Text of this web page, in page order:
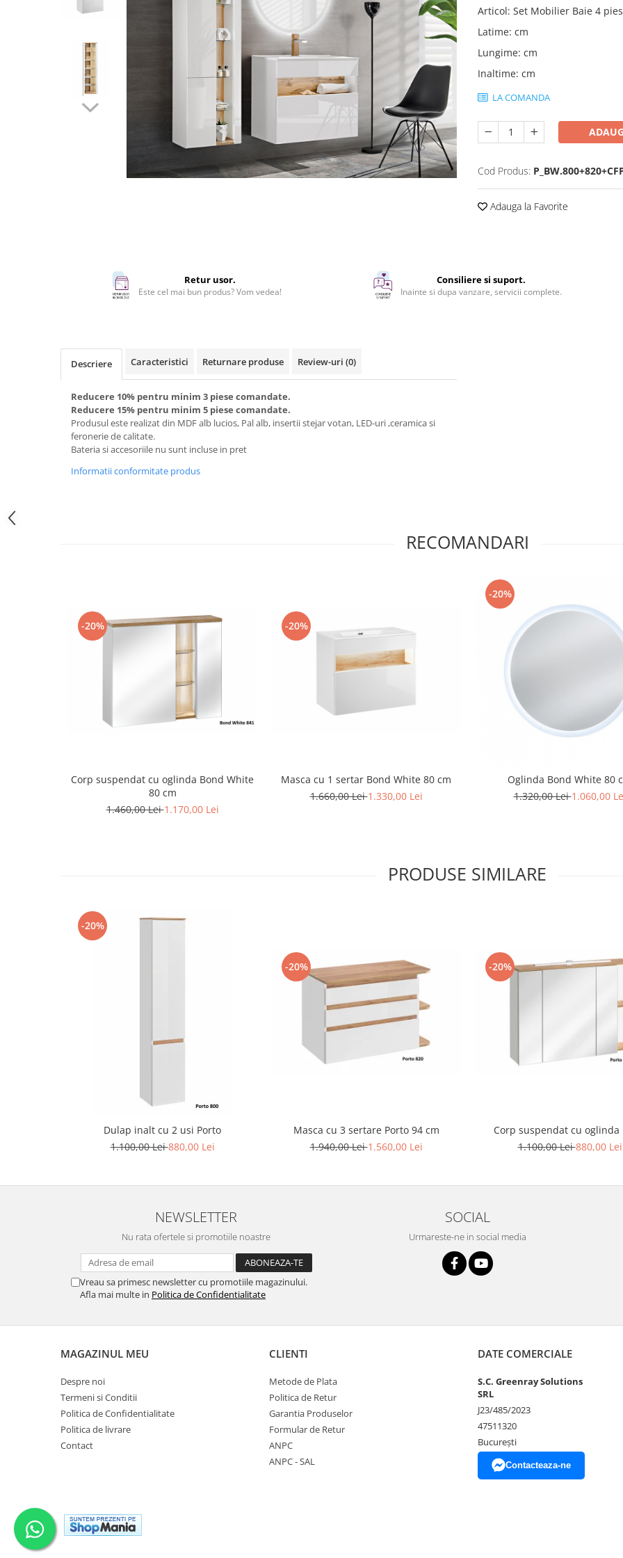
Articol: Set Mobilier Baie 4
Latime: cm
Lungime: cm
Inaltime: cm
LA COMANDA
Cod Produs:
Adauga la Favorite
Retur usor.
Este cel mai bun produs? Vom vedea!
Consiliere si suport.
Inainte si dupa vanzare, servicii complete.
Descriere Caracteristici Returnare produse Review-uri (0)
Reducere 10% pentru minim 3 piese comandate.
Reducere 15% pentru minim 5 piese comandate.
Produsul este realizat din MDF alb lucios, Pal alb, insertii stejar votan, LED-uri ,ceramica si
feronerie de calitate.
Bateria si accesoriile nu sunt incluse in pret
Informatii conformitate produs
RECOMANDARI
-20%
Corp suspendat cu oglinda Bond White
80 cm
1.460,00 Lei1.170,00 Lei
-20%
Masca cu 1 sertar Bond White 80 cm
1.660,00 Lei1.330,00 Lei
-20%
Oglinda Bond White 80
1.320,00 Lei1.060,00
PRODUSE SIMILARE
-20%
Dulap inalt cu 2 usi Porto
1.100,00 Lei880,00 Lei
-20%
Masca cu 3 sertare Porto 94 cm
1.940,00 Lei1.560,00 Lei
-20%
Corp suspendat cu oglinda
1.100,00 Lei880,00 Lei
NEWSLETTER
Nu rata ofertele si promotiile noastre
Vreau sa primesc newsletter cu promotiile magazinului.
Afla mai multe in Politica de Confidentialitate
SOCIAL
Urmareste-ne in social media
MAGAZINUL MEU
Despre noi
Termeni si Conditii
Politica de Confidentialitate
Politica de livrare
Contact
CLIENTI
Metode de Plata
Politica de Retur
Garantia Produselor
Formular de Retur
ANPC
ANPC - SAL
DATE COMERCIALE
S.C. Greenray Solutions
SRL
J23/485/2023
47511320
București
Contacteaza-ne